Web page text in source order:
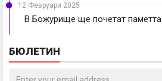
12 Февруари 2025
В Божурище ще почетат
БЮЛЕТИН